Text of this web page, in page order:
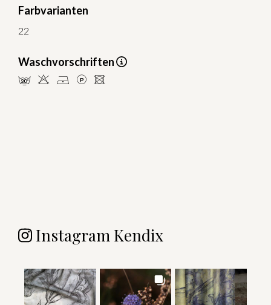
Farbvarianten
22
Waschvorschriften
mHDLU
Instagram Kendix